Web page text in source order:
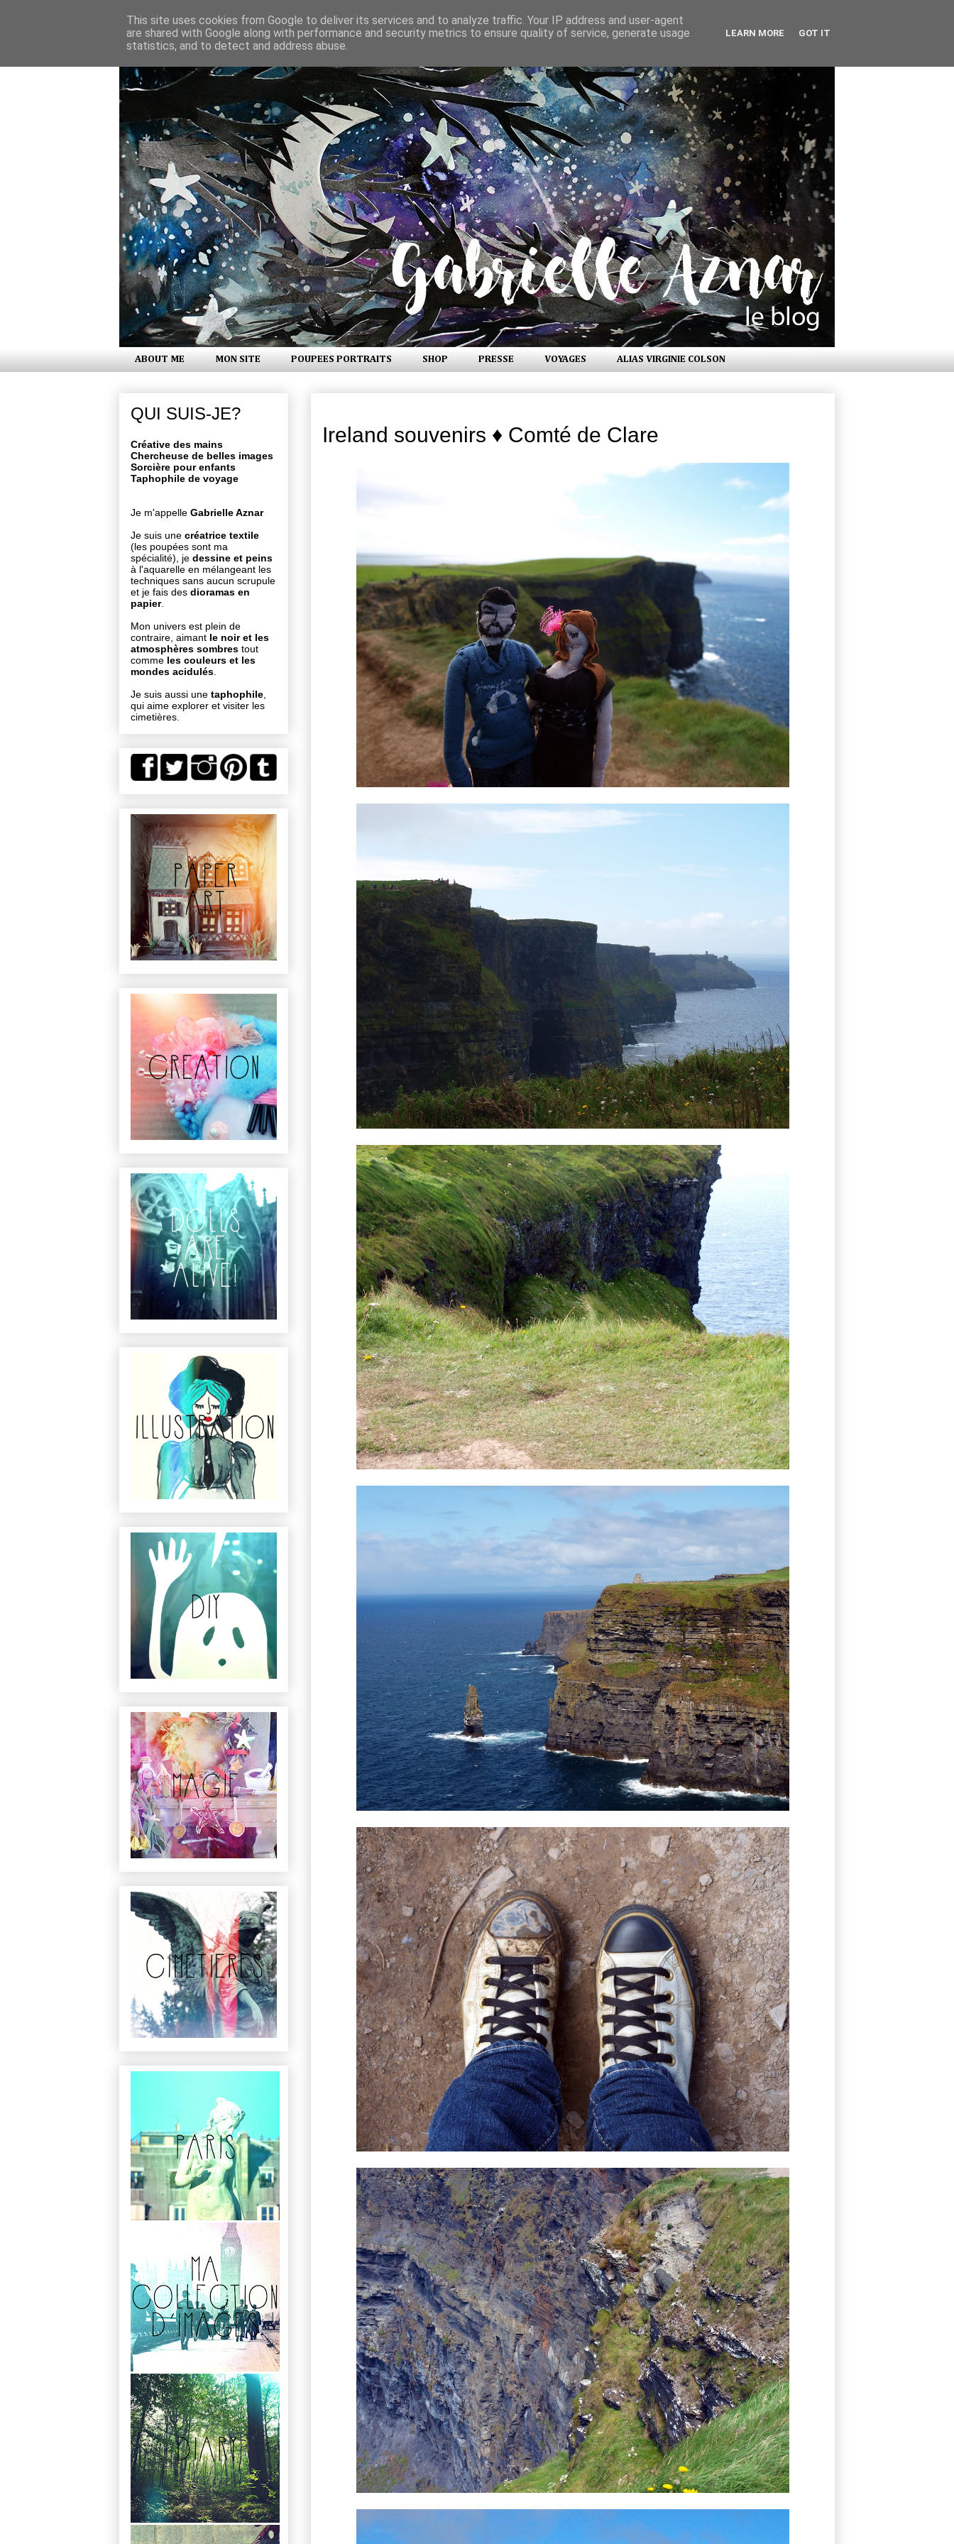
ABOUT ME MON SITE POUPEES PORTRAITS SHOP PRESSE VOYAGES ALIAS VIRGINIE COLSON
Ireland souvenirs ♦ Comté de Clare
QUI SUIS-JE?
Créative des mains
Chercheuse de belles images
Sorcière pour enfants
Taphophile de voyage
Je m'appelle Gabrielle Aznar
Je suis une créatrice textile
(les poupées sont ma
spécialité), je dessine et peins
à l'aquarelle en mélangeant les
techniques sans aucun scrupule
et je fais des dioramas en
papier.
Mon univers est plein de
contraire, aimant le noir et les
atmosphères sombres tout
comme les couleurs et les
mondes acidulés
Je suis aussi une taphophile
qui aime explorer et visiter les
cimetières.
This site uses cookies from Google to deliver its services and to analyze traffic. Your IP address and user-agent
are shared with Google along with performance and security metrics to ensure quality of service, generate usage
statistics, and to detect and address abuse.
LEARN MORE GOT IT